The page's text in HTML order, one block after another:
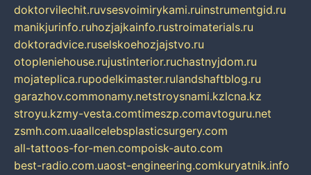
doktorvilechit.ruvsesvoimirykami.ruinstrumentgid.ru
manikjurinfo.ruhozjajkainfo.rustroimaterials.ru
doktoradvice.ruselskoehozjajstvo.ru
otopleniehouse.rujustinterior.ruchastnyjdom.ru
mojateplica.rupodelkimaster.rulandshaftblog.ru
garazhov.commonamy.netstroysnami.kzlcna.kz
stroyu.kzmy-vesta.comtimeszp.comavtoguru.net
zsmh.com.uaallcelebsplasticsurgery.com
all-tattoos-for-men.compoisk-auto.com
best-radio.com.uaost-engineering.comkuryatnik.info